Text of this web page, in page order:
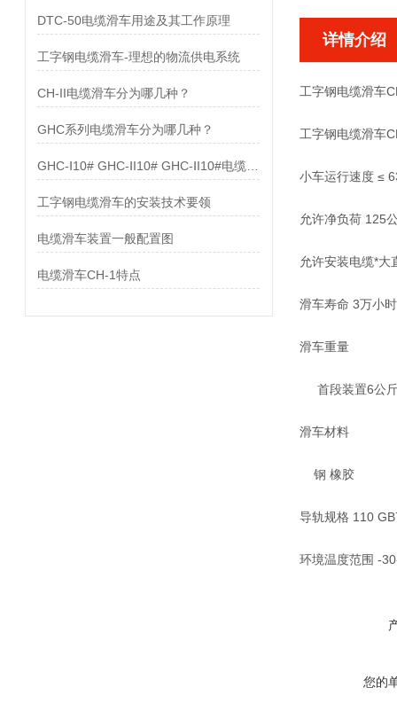
DTC-50电缆滑车用途及其工作原理
工字钢电缆滑车-理想的物流供电系统
CH-II电缆滑车分为哪几种？
GHC系列电缆滑车分为哪几种？
工字钢电缆滑车的安装技术要领
电缆滑车装置一般配置图
电缆滑车CH-1特点
详情介绍
工字钢电缆滑车
工字钢电缆滑车
小车运行速度 ≤
允许净负荷 125
允许安装电缆*大
滑车寿命 3万小时
滑车重量
首段装置6公斤
滑车材料
钢 橡胶
导轨规格 110
环境温度范围 -
您的